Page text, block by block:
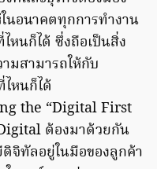
นอนาคตทุกการทำงาน
หนก็ได้ ซึ่งถือเป็นสิ่ง
มสามารถให้กับ
หนก็ได้
the “Digital First
ต้องมาด้วยกัน
จิทัลอยู่ในมือของลูกค้า